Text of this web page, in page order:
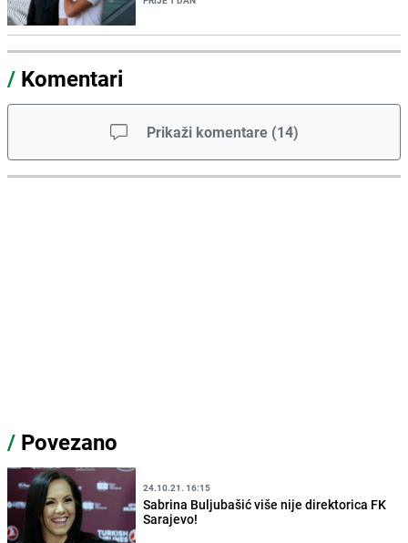
/ Komentari
Prikaži komentare (14)
/ Povezano
24.10.21. 16:15
Sabrina Buljubašić više nije direktorica FK
Sarajevo!